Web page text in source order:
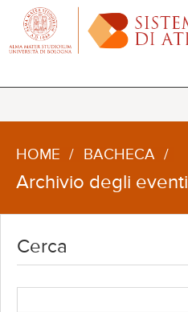
HOME / BACHECA /
Archivio degli eventi
Cerca